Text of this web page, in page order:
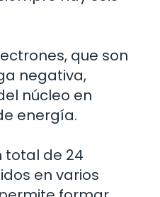
que son
negativa,
núcleo en
energía.
total de 24
en varios